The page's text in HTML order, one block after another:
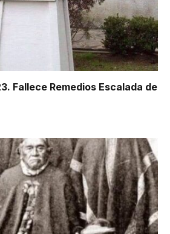
Fallece Remedios Escalada de